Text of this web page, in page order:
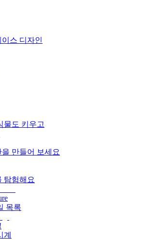
스 디자인
물도 키우고
만들어 보세요
탐험해요
목록
계